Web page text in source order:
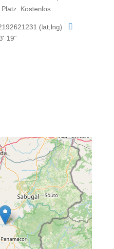
Kostenlos.
(lat,lng) 
19"